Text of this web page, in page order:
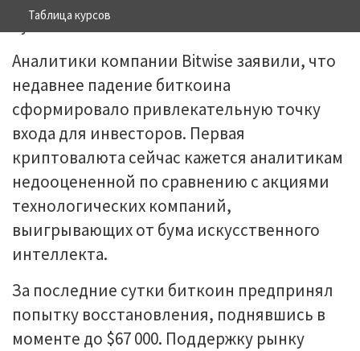
Таблица курсов
Аналитики компании Bitwise заявили, что
недавнее падение биткоина
сформировало привлекательную точку
входа для инвесторов. Первая
криптовалюта сейчас кажется аналитикам
недооцененной по сравнению с акциями
технологических компаний,
выигрывающих от бума искусственного
интеллекта.
За последние сутки биткоин предпринял
попытку восстановления, поднявшись в
моменте до $67 000. Поддержку рынку